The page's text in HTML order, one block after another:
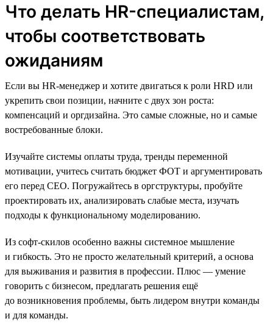
Что делать HR-специалистам,
чтобы соответствовать
ожиданиям
Если вы HR-менеджер и хотите двигаться к роли HRD или
укрепить свои позиции, начните с двух зон роста:
компенсаций и оргдизайна. Это самые сложные, но и самые
востребованные блоки.
Изучайте системы оплаты труда, тренды переменной
мотивации, учитесь считать бюджет ФОТ и аргументировать
его перед СЕО. Погружайтесь в оргструктуры, пробуйте
проектировать их, анализировать слабые места, изучать
подходы к функциональному моделированию.
Из софт-скилов особенно важны системное мышление
и гибкость. Это не просто желательный критерий, а основа
для выживания и развития в профессии. Плюс — умение
говорить с бизнесом, предлагать решения ещё
до возникновения проблемы, быть лидером внутри команды
и для команды.